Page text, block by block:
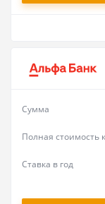
Сумма
Полная стоимость
Ставка в год